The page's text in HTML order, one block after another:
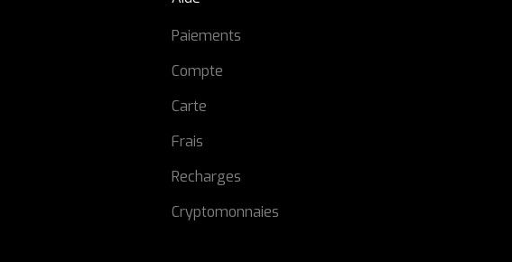
Paiements
Compte
Carte
Frais
Recharges
Cryptomonnaies